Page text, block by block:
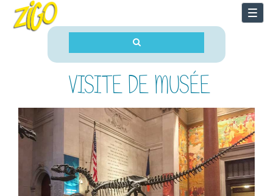
VISITE DE MUSÉE